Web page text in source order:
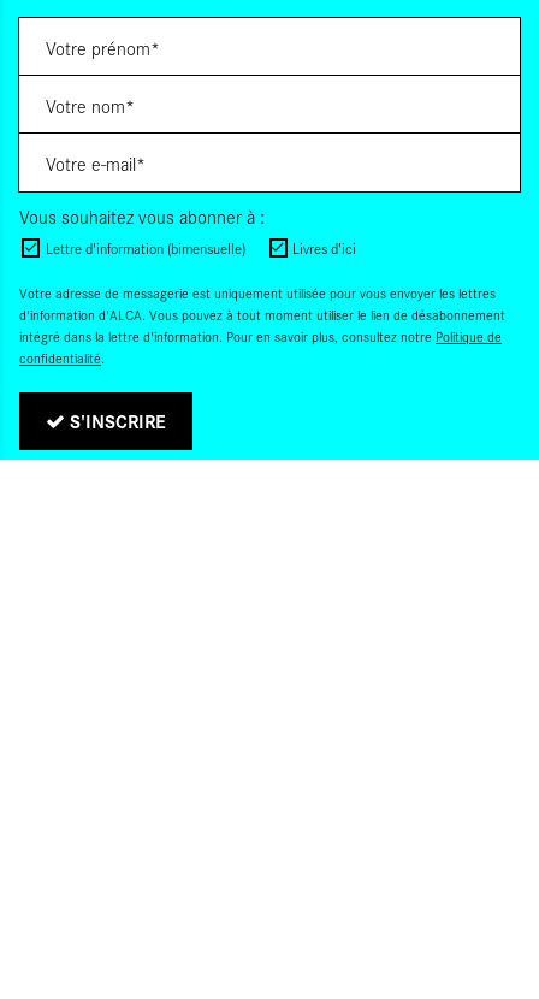
Vous souhaitez vous abonner à :
Lettre d'information (bimensuelle) Livres d'ici
Votre adresse de messagerie est uniquement utilisée pour vous envoyer les lettres
d'information d'ALCA. Vous pouvez à tout moment utiliser le lien de désabonnement
intégré dans la lettre d'information. Pour en savoir plus, consultez notre Politique de
confidentialité.
S'INSCRIRE